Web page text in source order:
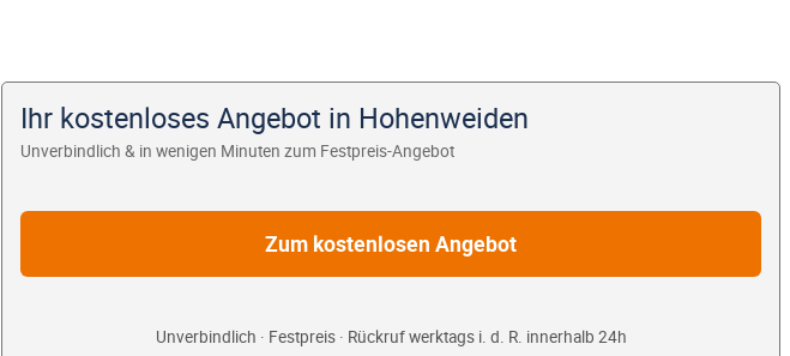
Ihr kostenloses Angebot in Hohenweiden
Unverbindlich & in wenigen Minuten zum Festpreis-Angebot
Zum kostenlosen Angebot
Unverbindlich · Festpreis · Rückruf werktags i. d. R. innerhalb 24h